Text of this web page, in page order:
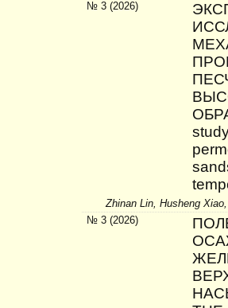
№ 3 (2026)
Zhinan Lin, Husheng
№ 3 (2026)